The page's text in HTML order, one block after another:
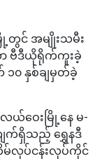
တွင် အမျိုးသမီး
ဗီဒီယိုရိုက်ကူးခဲ့
၀ နှစ်ချမှတ်ခဲ့
လယ်ဝေးမြို့နေ မ-
ျက်ရှိသည့် ရွှေနဒီ
မ်လုပ်ငန်းလုပ်ကိုင်